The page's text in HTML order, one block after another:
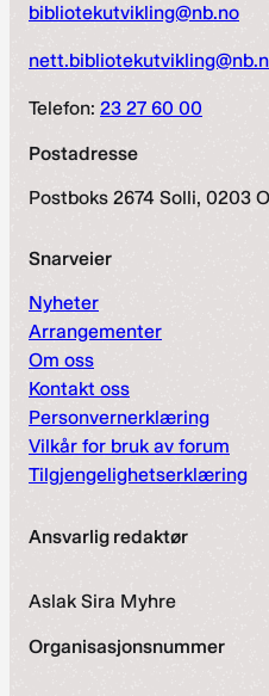
bibliotekutvikling@nb.no
Telefon: 23 27 60 00
Postadresse
Postboks 2674 Solli, 0203
Snarveier
Nyheter
Arrangementer
Om oss
Kontakt oss
Personvernerklæring
Vilkår for bruk av forum
Tilgjengelighetserklæring
Ansvarlig redaktør
Aslak Sira Myhre
Organisasjonsnummer